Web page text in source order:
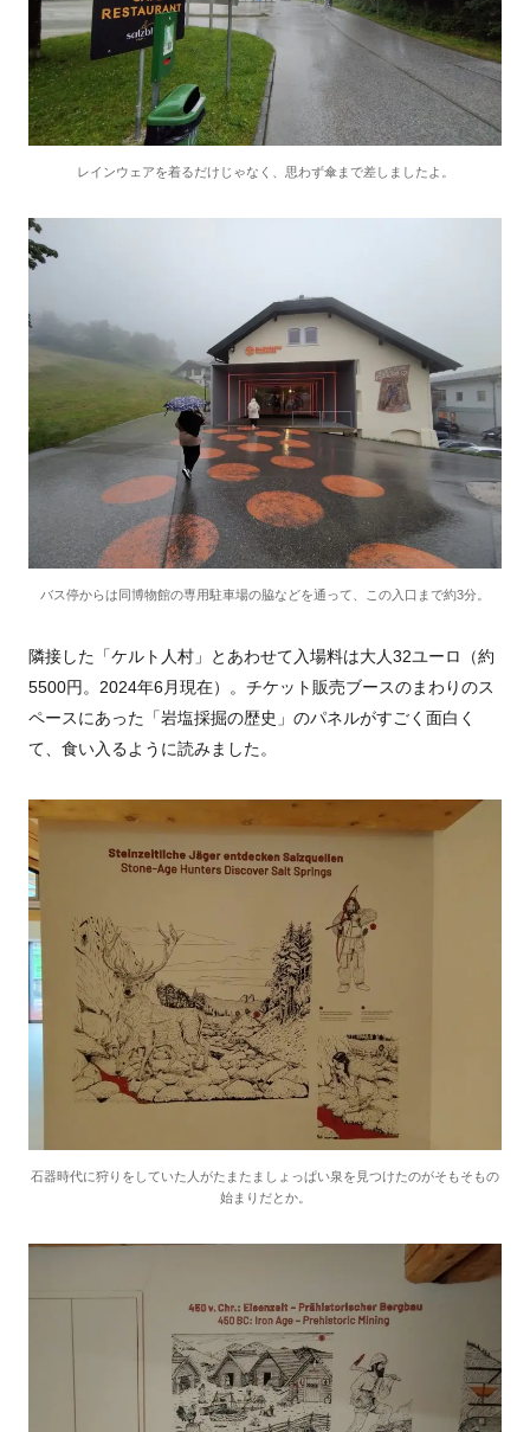
レインウェアを着るだけじゃなく、思わず傘まで差しましたよ。
バス停からは同博物館の専用駐車場の脇などを通って、この入口まで約3分。
隣接した「ケルト人村」とあわせて入場料は大人32ユーロ（約
5500円。 2024年6 月現在）。チケット販売ブースのまわりのス
ペースにあった「岩塩採掘の歴史」のパネルがすごく面白く
て、食い入るように読みました。
石器時代に狩りをしていた人がたまたましょっぱい泉を見つけたのがそもそもの
始まりだとか。